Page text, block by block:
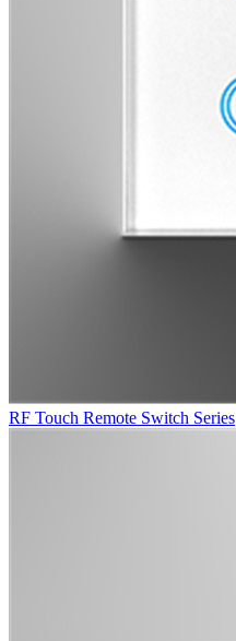
RF Touch Remote Switch Series